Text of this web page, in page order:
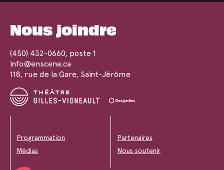
Nous joindre
(450) 432-0660, poste 1
info@enscene.ca
118, rue de la Gare, Saint-Jérôme
Programmation
Médias
Partenaires
Nous soutenir